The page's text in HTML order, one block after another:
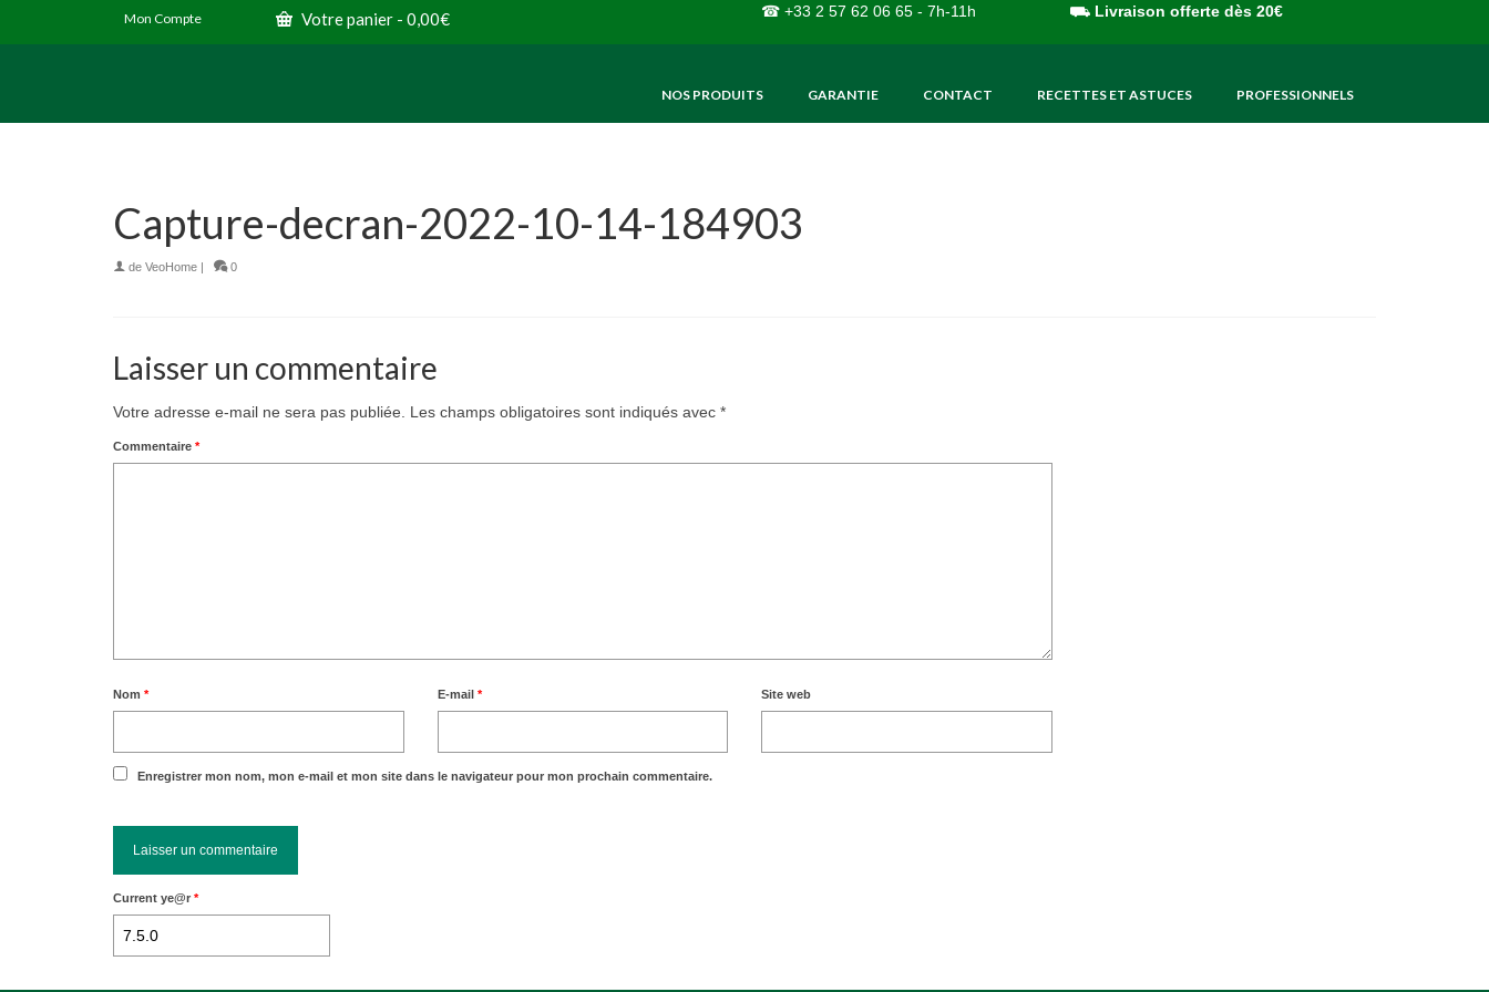
Mon Compte Votre panier - 0,00€ ☎ +33 2 57 62 06 65 - 7h-11h ⛟ Livraison offerte dès 20€
NOS PRODUITS GARANTIE CONTACT RECETTES ET ASTUCES PROFESSIONNELS
Capture-decran-2022-10-14-184903
de VeoHome | 0
Laisser un commentaire
Votre adresse e-mail ne sera pas publiée. Les champs obligatoires sont indiqués avec *
Commentaire *
Nom * E-mail * Site web
Enregistrer mon nom, mon e-mail et mon site dans le navigateur pour mon prochain commentaire.
Current ye@r *